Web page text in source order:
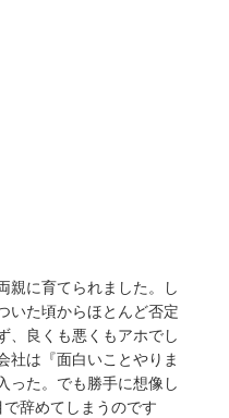
親に育てられました。し
いた頃からほとんど否定
、良くも悪くもアホでし
社は『面白いことやりま
った。でも勝手に想像し
辞めてしまうのです